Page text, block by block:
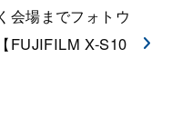
会場までフォトウ
FUJIFILM X-S10